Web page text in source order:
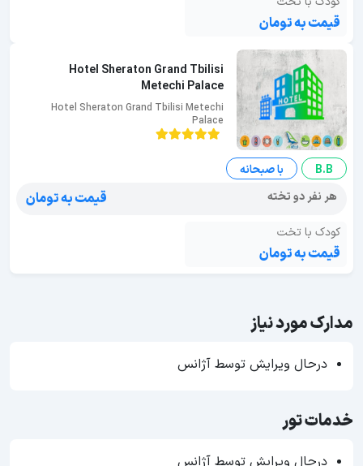
قیمت به تومان
Hotel Sheraton Grand Tbilisi
Metechi Palace
Hotel Sheraton Grand Tbilisi Metechi
Palace
B.B
با صبحانه
هر نفر دو تخته
قیمت به تومان
کودک با تخت
قیمت به تومان
مدارک مورد نیاز
درحال ویرایش توسط آژانس
خدمات تور
درحال ویرایش توسط آژانس